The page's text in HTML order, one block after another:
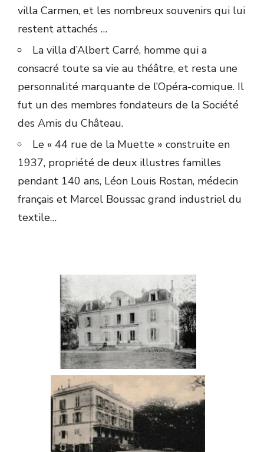
villa Carmen, et les nombreux souvenirs qui lui
restent attachés …
La villa d’Albert Carré, homme qui a
consacré toute sa vie au théâtre, et resta une
personnalité marquante de l’Opéra-comique. Il
fut un des membres fondateurs de la Société
des Amis du Château.
Le « 44 rue de la Muette » construite en
1937, propriété de deux illustres familles
pendant 140 ans, Léon Louis Rostan, médecin
français et Marcel Boussac grand industriel du
textile…